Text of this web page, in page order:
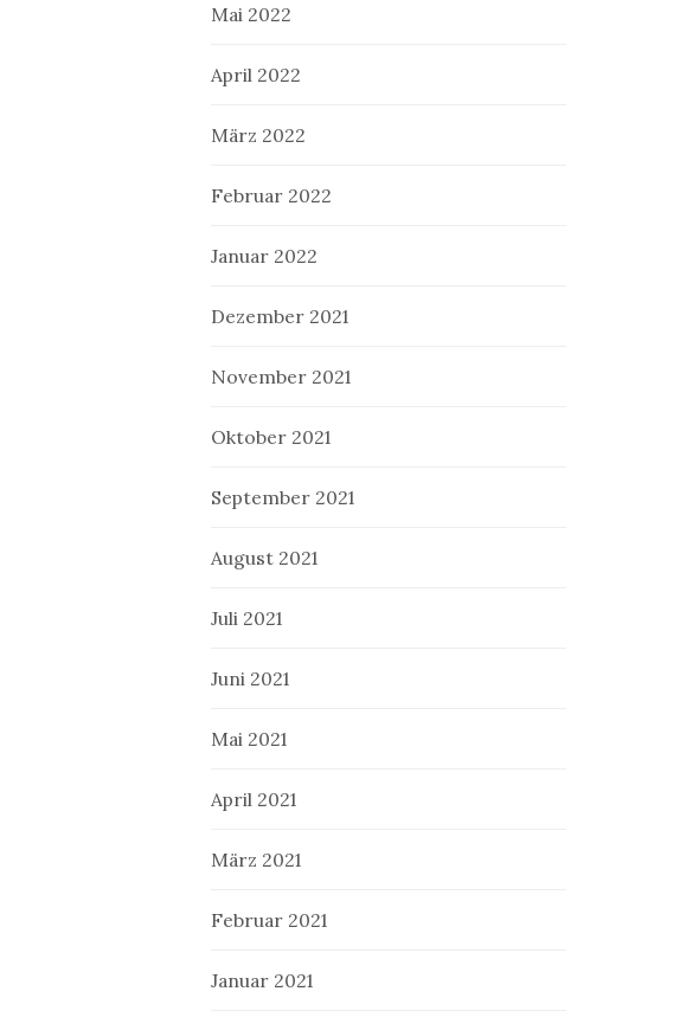
Mai 2022
April 2022
März 2022
Februar 2022
Januar 2022
Dezember 2021
November 2021
Oktober 2021
September 2021
August 2021
Juli 2021
Juni 2021
Mai 2021
April 2021
März 2021
Februar 2021
Januar 2021